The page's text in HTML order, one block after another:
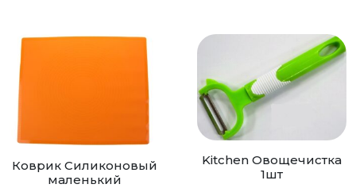
Коврик Силиконовый
маленький
Kitchen Овощечистка
1шт